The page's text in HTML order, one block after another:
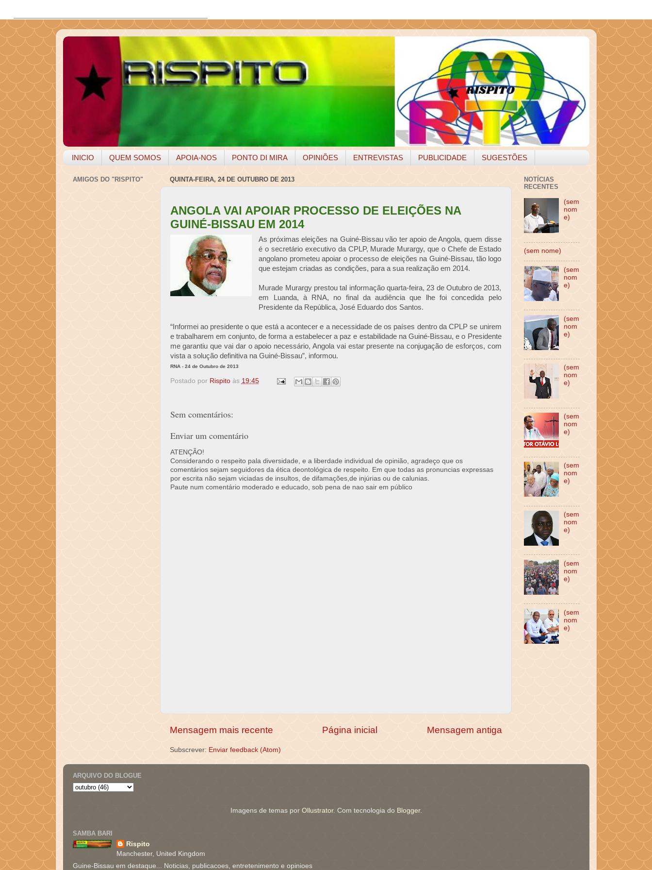
INICIO QUEM SOMOS APOIA-NOS PONTO DI MIRA OPINIÕES ENTREVISTAS PUBLICIDADE SUGESTÕES
QUINTA-FEIRA, 24 DE OUTUBRO DE 2013
ANGOLA VAI APOIAR PROCESSO DE ELEIÇÕES NA
GUINÉ-BISSAU EM 2014
As próximas eleições na Guiné-Bissau vão ter apoio de Angola, quem disse
é o secretário executivo da CPLP, Murade Murargy, que o Chefe de Estado
angolano prometeu apoiar o processo de eleições na Guiné-Bissau, tão logo
que estejam criadas as condições, para a sua realização em 2014.
Murade Murargy prestou tal informação quarta-feira, 23 de Outubro de 2013,
em Luanda, à RNA, no final da audiência que lhe foi concedida pelo
Presidente da República, José Eduardo dos Santos.
“Informei ao presidente o que está a acontecer e a necessidade de os países dentro da CPLP se unirem
e trabalharem em conjunto, de forma a estabelecer a paz e estabilidade na Guiné-Bissau, e o Presidente
me garantiu que vai dar o apoio necessário, Angola vai estar presente na conjugação de esforços, com
vista a solução definitiva na Guiné-Bissau”, informou.
RNA - 24 de Outubro de 2013
Postado por Rispito às 19:45
Sem comentários:
Enviar um comentário
ATENÇÃO!
Considerando o respeito pala diversidade, e a liberdade individual de opinião, agradeço que os
comentários sejam seguidores da ética deontológica de respeito. Em que todas as pronuncias expressas
por escrita não sejam viciadas de insultos, de difamações,de injúrias ou de calunias.
Paute num comentário moderado e educado, sob pena de nao sair em público
Mensagem mais recente Mensagem antiga
Página inicial
Subscrever: Enviar feedback (Atom)
AMIGOS DO "RISPITO"
NOTÍCIAS
RECENTES
(sem
nom
e)
(sem nome)
(sem
nom
e)
(sem
nom
e)
(sem
nom
e)
(sem
nom
e)
(sem
nom
e)
(sem
nom
e)
(sem
nom
e)
(sem
nom
e)
ARQUIVO DO BLOGUE
Imagens de temas por Ollustrator. Com tecnologia do Blogger.
SAMBA BARI
Rispito
Manchester, United Kingdom
Guine-Bissau em destaque... Noticias, publicacoes, entretenimento e opinioes